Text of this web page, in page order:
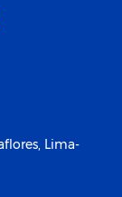
Lima-